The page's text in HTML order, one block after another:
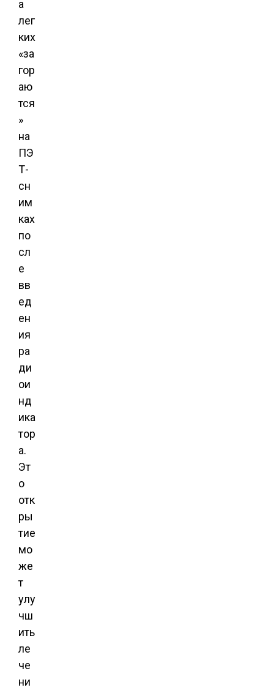
а
лег
ких
«за
гор
аю
тся
»
на
ПЭ
Т-
сн
им
ках
по
сл
е
вв
ед
ен
ия
ра
ди
ои
нд
ика
тор
а.
Эт
о
отк
ры
тие
мо
же
т
улу
чш
ить
ле
че
ни